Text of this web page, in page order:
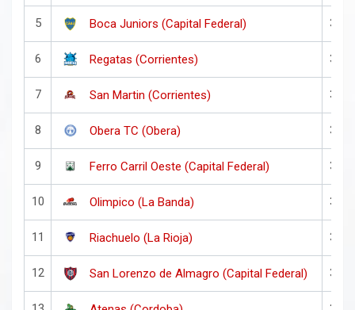
5 Boca Juniors (Capital Federal) 38
6 Regatas (Corrientes) 38
7 San Martin (Corrientes) 38
8 Obera TC (Obera) 38
9 Ferro Carril Oeste (Capital Federal) 38
10 Olimpico (La Banda) 38
11 Riachuelo (La Rioja) 38
12 San Lorenzo de Almagro (Capital Federal) 38